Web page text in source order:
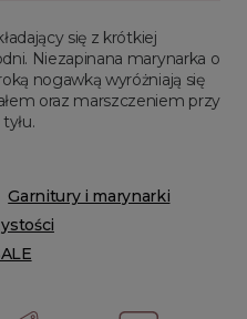
się z krótkiej
Niezapinana marynarka o
nogawką wyróżniają się
oraz marszczeniem przy
Garnitury i marynarki